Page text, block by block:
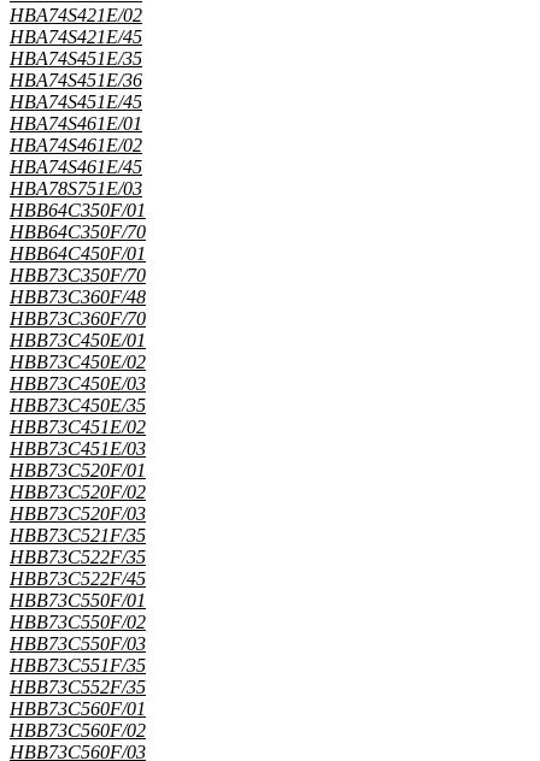
HBA74S421E/02
HBA74S421E/45
HBA74S451E/35
HBA74S451E/36
HBA74S451E/45
HBA74S461E/01
HBA74S461E/02
HBA74S461E/45
HBA78S751E/03
HBB64C350F/01
HBB64C350F/70
HBB64C450F/01
HBB73C350F/70
HBB73C360F/48
HBB73C360F/70
HBB73C450E/01
HBB73C450E/02
HBB73C450E/03
HBB73C450E/35
HBB73C451E/02
HBB73C451E/03
HBB73C520F/01
HBB73C520F/02
HBB73C520F/03
HBB73C521F/35
HBB73C522F/35
HBB73C522F/45
HBB73C550F/01
HBB73C550F/02
HBB73C550F/03
HBB73C551F/35
HBB73C552F/35
HBB73C560F/01
HBB73C560F/02
HBB73C560F/03